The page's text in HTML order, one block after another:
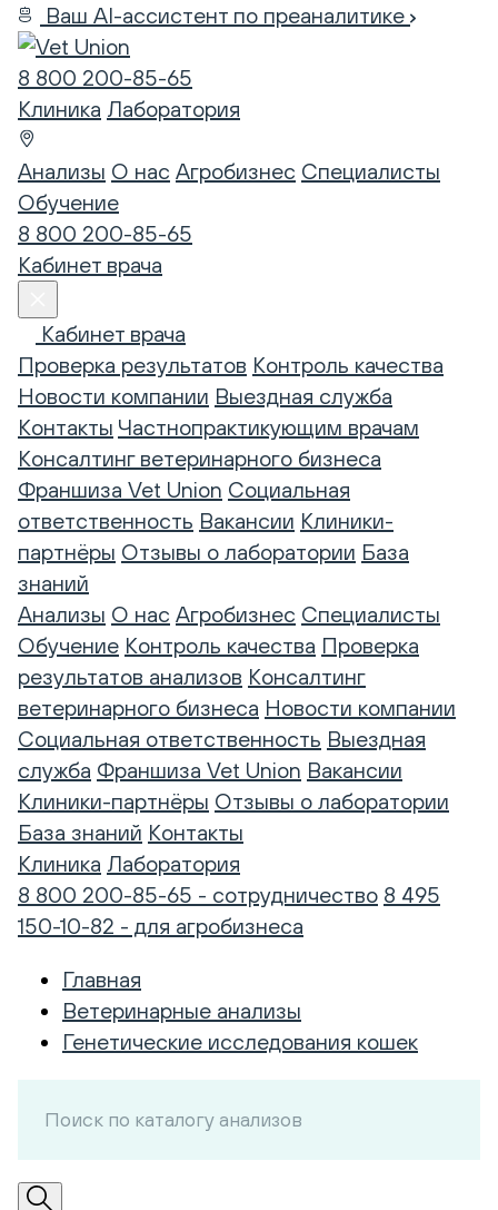
Ваш AI-ассистент по преаналитике
8 800 200-85-65
Клиника Лаборатория
Анализы О нас Агробизнес Специалисты
Обучение
8 800 200-85-65
Кабинет врача
Кабинет врача
Проверка результатов Контроль качества
Новости компании Выездная служба
Контакты Частнопрактикующим врачам
Консалтинг ветеринарного бизнеса
Франшиза Vet Union Социальная
ответственность Вакансии Клиники-
партнёры Отзывы о лаборатории База
знаний
Анализы О нас Агробизнес Специалисты
Обучение Контроль качества Проверка
результатов анализов Консалтинг
ветеринарного бизнеса Новости компании
Социальная ответственность Выездная
служба Франшиза Vet Union Вакансии
Клиники-партнёры Отзывы о лаборатории
База знаний Контакты
Клиника Лаборатория
8 800 200-85-65 - сотрудничество 8 495
150-10-82 - для агробизнеса
Главная
Ветеринарные анализы
Генетические исследования кошек